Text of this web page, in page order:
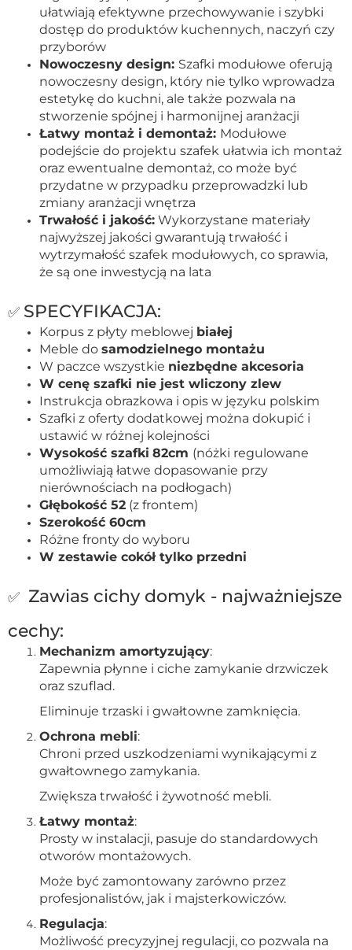
ułatwiają efektywne przechowywanie i szybki
dostęp do produktów kuchennych, naczyń czy
przyborów
Nowoczesny design: Szafki modułowe oferują
nowoczesny design, który nie tylko wprowadza
estetykę do kuchni, ale także pozwala na
stworzenie spójnej i harmonijnej aranżacji
Łatwy montaż i demontaż: Modułowe
podejście do projektu szafek ułatwia ich montaż
oraz ewentualne demontaż, co może być
przydatne w przypadku przeprowadzki lub
zmiany aranżacji wnętrza
Trwałość i jakość: Wykorzystane materiały
najwyższej jakości gwarantują trwałość i
wytrzymałość szafek modułowych, co sprawia,
że są one inwestycją na lata
✅ SPECYFIKACJA:
Korpus z płyty meblowej białej
Meble do samodzielnego montażu
W paczce wszystkie niezbędne akcesoria
W cenę szafki nie jest wliczony zlew
Instrukcja obrazkowa i opis w języku polskim
Szafki z oferty dodatkowej można dokupić i
ustawić w różnej kolejności
Wysokość szafki 82cm (nóżki regulowane
umożliwiają łatwe dopasowanie przy
nierównościach na podłogach)
Głębokość 52 (z frontem)
Szerokość 60cm
Różne fronty do wyboru
W zestawie cokół tylko przedni
✅ Zawias cichy domyk - najważniejsze
cechy:
Mechanizm amortyzujący:
Zapewnia płynne i ciche zamykanie drzwiczek
oraz szuflad.
Eliminuje trzaski i gwałtowne zamknięcia.
Ochrona mebli:
Chroni przed uszkodzeniami wynikającymi z
gwałtownego zamykania.
Zwiększa trwałość i żywotność mebli.
Łatwy montaż:
Prosty w instalacji, pasuje do standardowych
otworów montażowych.
Może być zamontowany zarówno przez
profesjonalistów, jak i majsterkowiczów.
Regulacja:
Możliwość precyzyjnej regulacji, co pozwala na